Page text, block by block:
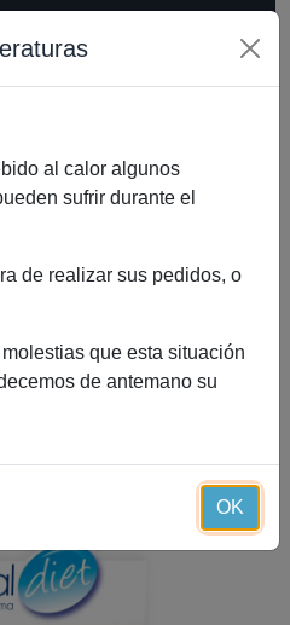
de chocolate (30
al calor algunos
sufrir durante el
de realizar sus pedidos, o
que esta situación
de antemano su
OK